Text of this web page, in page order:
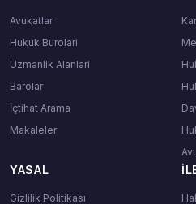
Avukatlar
Hukuk Burolari
Uzmanlik Alanlari
Barolar
İçtihat Arama
Makaleler
YASAL
Gizlilik Politikası